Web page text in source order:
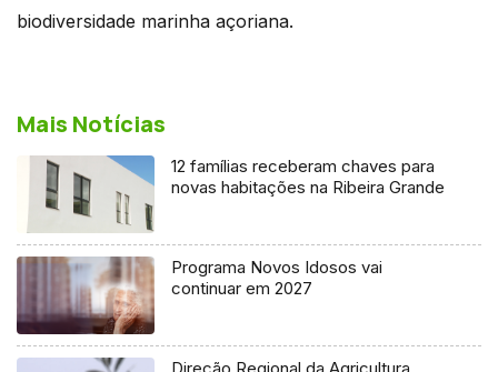
biodiversidade marinha açoriana.
Mais Notícias
12 famílias receberam chaves para
novas habitações na Ribeira Grande
Programa Novos Idosos vai
continuar em 2027
Direção Regional da Agricultura